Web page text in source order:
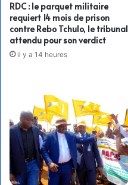
RDC : le parquet militaire
requiert 14 mois de prison
contre Rebo Tchulo, le tribunal
attendu pour son verdict
il y a 14 heures